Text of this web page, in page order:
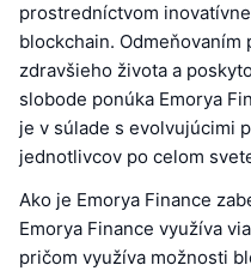
prostredníctvom
blockchain.
zdravšieho života a
slobode ponúka Emorya
je v súlade s evolvujúcimi
jednotlivcov po celom
Ako je Emorya Finance
Emorya Finance využíva
pričom využíva možnosti